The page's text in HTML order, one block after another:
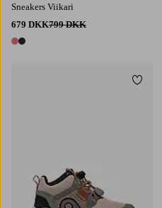
Sneakers Viikari
679 DKK799 DKK
2 farver